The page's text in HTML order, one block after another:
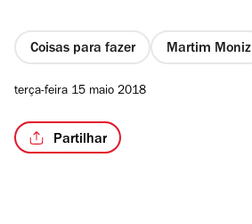
Coisas para fazer Martim Moniz
terça-feira 15 maio 2018
Partilhar